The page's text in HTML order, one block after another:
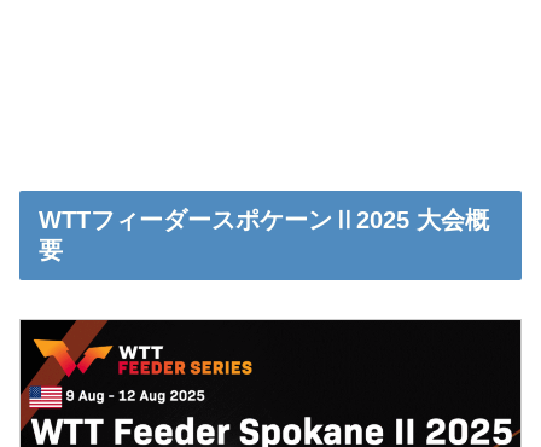
WTTフィーダースポケーンⅡ2025 大会概
要